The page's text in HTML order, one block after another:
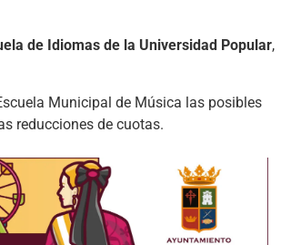
de Idiomas de la Universidad Popular,
Municipal de Música las posibles
reducciones de cuotas.